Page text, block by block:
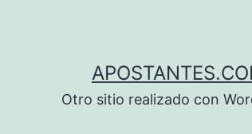
Otro sitio realizado con